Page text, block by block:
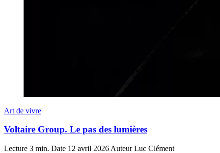
Art de vivre
Voltaire Group. Le pas des lumières
Lecture 3 min. Date 12 avril 2026 Auteur Luc Clément